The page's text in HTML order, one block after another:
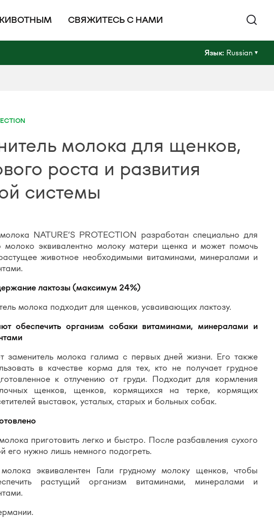
СВЯЖИТЕСЬ С НАМИ
Язык: Russian
молока для щенков,
роста и развития
системы
NATURE’S PROTECTION разработан специально для
эквивалентно молоку матери щенка и может помочь
животное необходимыми витаминами, минералами и
лактозы (максимум 24%)
молока подходит для щенков, усваивающих лактозу.
обеспечить организм собаки витаминами, минералами и
заменитель молока галима с первых дней жизни. Его также
в качестве корма для тех, кто не получает грудное
к отлучению от груди. Подходит для кормления
щенков, щенков, кормящихся на терке, кормящих
выставок, усталых, старых и больных собак.
приготовить легко и быстро. После разбавления сухого
его нужно лишь немного подогреть.
эквивалентен Гали грудному молоку щенков, чтобы
растущий организм витаминами, минералами и